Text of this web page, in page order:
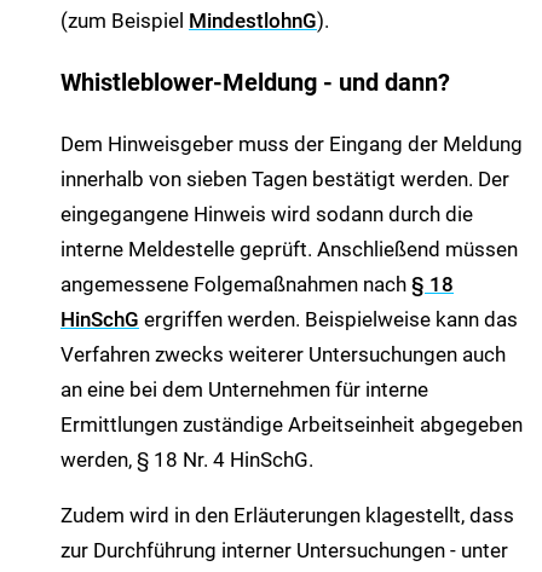
(zum Beispiel MindestlohnG).
Whistleblower-Meldung - und dann?
Dem Hinweisgeber muss der Eingang der Meldung
innerhalb von sieben Tagen bestätigt werden. Der
eingegangene Hinweis wird sodann durch die
interne Meldestelle geprüft. Anschließend müssen
angemessene Folgemaßnahmen nach § 18
HinSchG ergriffen werden. Beispielweise kann das
Verfahren zwecks weiterer Untersuchungen auch
an eine bei dem Unternehmen für interne
Ermittlungen zuständige Arbeitseinheit abgegeben
werden, § 18 Nr. 4 HinSchG.
Zudem wird in den Erläuterungen klagestellt, dass
zur Durchführung interner Untersuchungen - unter